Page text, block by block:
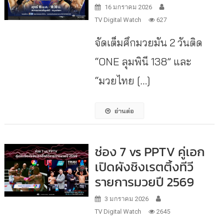
16 มกราคม 2026
TV Digital Watch
627
จัดเต็มศึกมวยมัน 2 วันติด
“ONE ลุมพินี 138” และ
“มวยไทย […]
อ่านต่อ
ช่อง 7 vs PPTV คู่เอก
เปิดผังชิงเรตติ้งทีวี
รายการมวยปี 2569
3 มกราคม 2026
TV Digital Watch
2645